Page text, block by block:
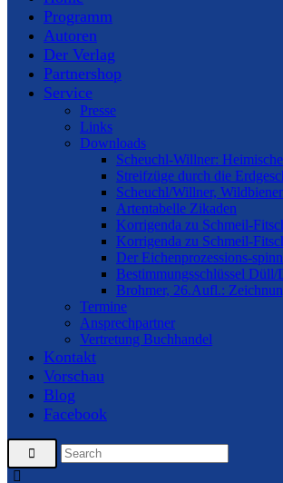
Programm
Autoren
Der Verlag
Partnershop
Service
Presse
Links
Downloads
Scheuchl-Willner:
Streifzüge durch die
Scheuchl/Willner,
Artentabelle Zikaden
Korrigenda zu Schmeil-
Korrigenda zu Schmeil-
Der Eichenprozessions-
Bestimmungsschlüssel
Brohmer, 26.Aufl.:
Termine
Ansprechpartner
Vertretung Buchhandel
Kontakt
Vorschau
Blog
Facebook